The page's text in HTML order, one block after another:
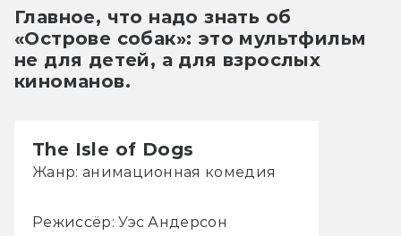
Главное, что надо знать об
«Острове собак»: это мультфильм
не для детей, а для взрослых
киноманов.
The Isle of Dogs
Жанр: анимационная комедия
Режиссёр: Уэс Андерсон